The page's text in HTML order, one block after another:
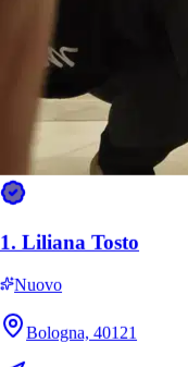
Yorkshire/Maltese
MatitaGatto comune
1. Liliana Tosto
Nuovo
Bologna, 40121